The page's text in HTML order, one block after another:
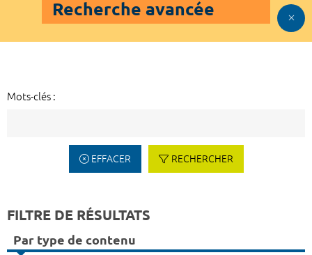
Recherche avancée
Mots-clés :
EFFACER RECHERCHER
FILTRE DE RÉSULTATS
Par type de contenu